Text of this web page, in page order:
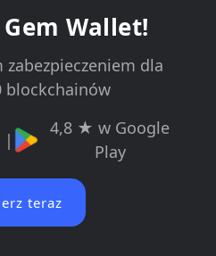
Wallet!
zabezpieczeniem dla
blockchainów
|
4,8 ★ w Google
Play
teraz